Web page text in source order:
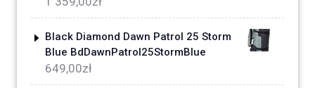
Black Diamond Dawn Patrol 25 Storm
Blue BdDawnPatrol25StormBlue
649,00zł